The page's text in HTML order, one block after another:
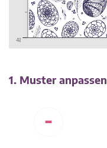
1. Muster anpassen
-